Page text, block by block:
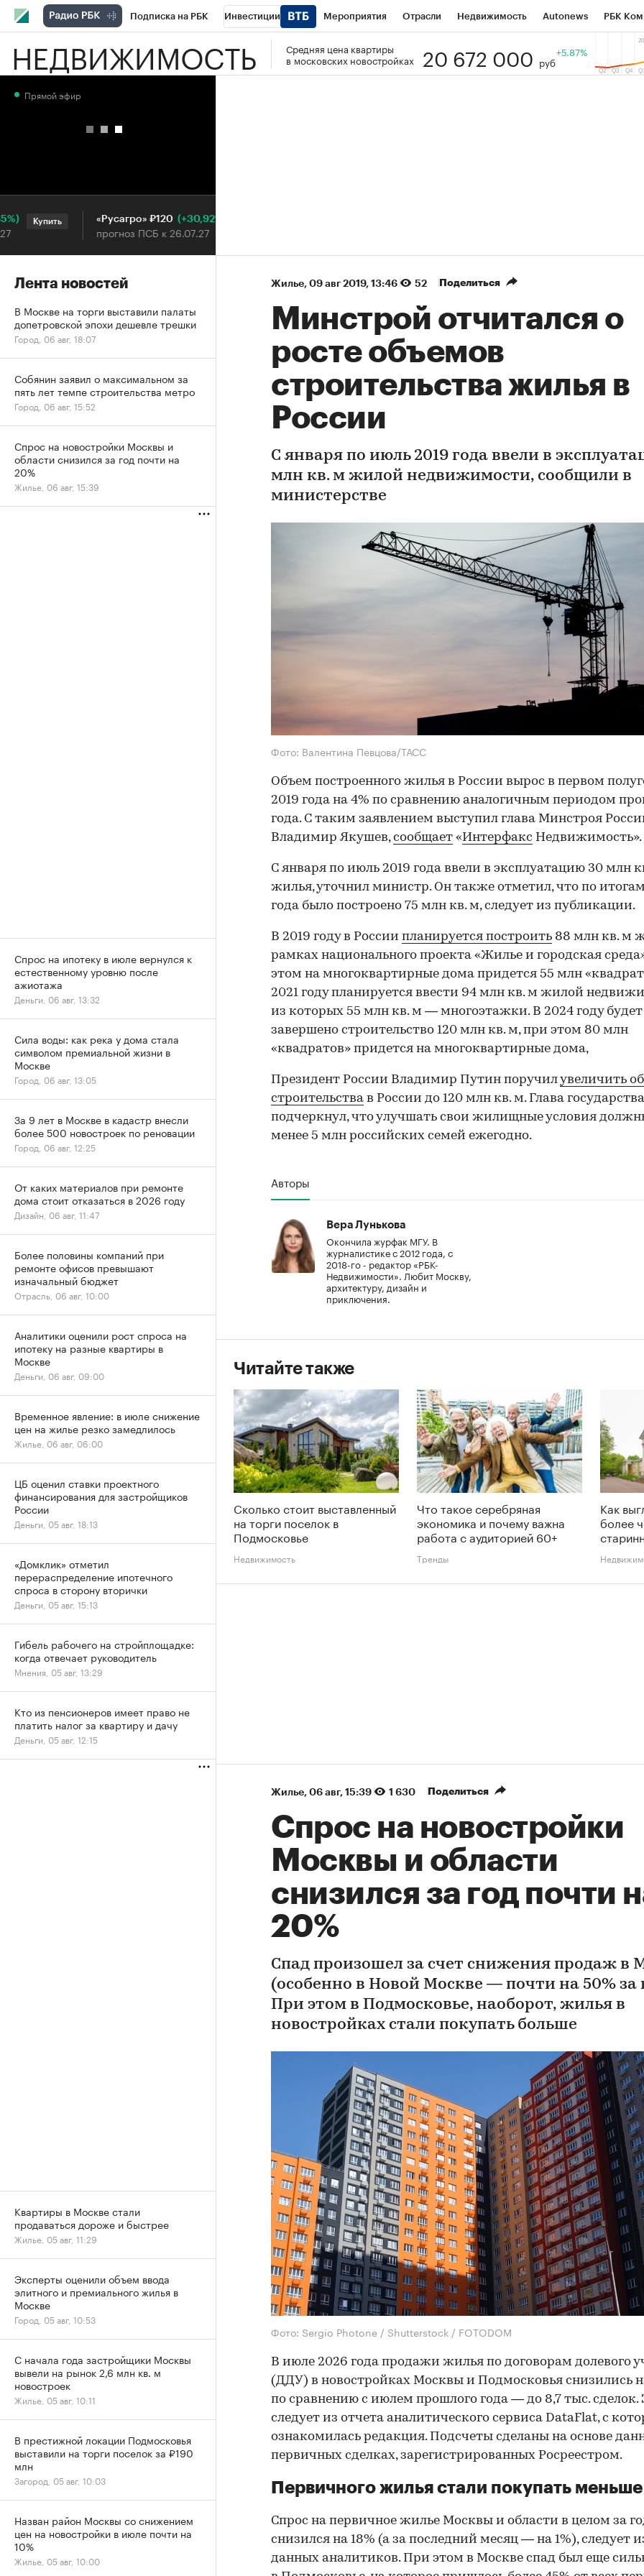
Подписка на РБК Инвестиции Мероприятия Отрасли Недвижимость Autonews РБК
РБК Вино Спорт Школа управления РБК РБК Образование Тренды
НЕДВИЖИМОСТЬ
Средняя цена квартиры
в московских новостройках
20 672 000 руб
+5.87%
Жилье⁠, 09 авг 2019, 13:46 52 Поделиться
Минстрой отчитался о
росте объемов
строительства жилья в
России
С января по июль 2019 года ввели в
млн кв. м жилой недвижимости, сообщили в
министерстве
Фото: Валентина Певцова/ТАСС
Объем построенного жилья в России вырос в первом
2019 года на 4% по сравнению аналогичным периодом
года. С таким заявлением выступил глава Минстроя
Владимир Якушев,сообщает «Интерфакс Недвижимость».
С января по июль 2019 года ввели в эксплуатацию 30 млн
жилья, уточнил министр. Он также отметил, что по
года было построено 75 млн кв. м, следует из публикации.
В 2019 году в России планируется построить 88 млн кв. м
рамках национального проекта «Жилье и городская
этом на многоквартирные дома придется 55 млн
2021 году планируется ввести 94 млн кв. м жилой
из которых 55 млн кв. м — многоэтажки. В 2024 году будет
завершено строительство 120 млн кв. м, при этом 80 млн
«квадратов» придется на многоквартирные дома,
Президент России Владимир Путин поручилувеличить
строительства в России до 120 млн кв. м. Глава государства
подчеркнул, что улучшать свои жилищные условия
менее 5 млн российских семей ежегодно.
Авторы
Вера Лунькова
Окончила журфак МГУ. В
журналистике с 2012 года, с
2018-го - редактор «РБК-
Недвижимости». Любит Москву,
архитектуру, дизайн и
приключения.
Читайте также
Сколько стоит выставленный
на торги поселок в
Подмосковье
Недвижимость
Что такое серебряная
экономика и почему важна
работа с аудиторией 60+
Тренды
Как
более
Жилье⁠, 06 авг, 15:39 1 630 Поделиться
Спрос на новостройки
Москвы и области
снизился за год почти
20%
Спад произошел за счет снижения продаж в
(особенно в Новой Москве — почти на 50% за
При этом в Подмосковье, наоборот, жилья в
новостройках стали покупать больше
Фото: Sergio Photone / Shutterstock / FOTODOM
В июле 2026 года продажи жилья по договорам долевого
(ДДУ) в новостройках Москвы и Подмосковья снизились
по сравнению с июлем прошлого года — до 8,7 тыс. сделок.
следует из отчета аналитического сервиса DataFlat, с
ознакомилась редакция. Подсчеты сделаны на основе
первичных сделках, зарегистрированных Росреестром.
Первичного жилья стали покупать меньше
Спрос на первичное жилье Москвы и области в целом за
снизился на 18% (а за последний месяц — на 1%), следует
данных аналитиков. При этом в Москве спад был еще
Прямой эфир
Купить «Русагро» ₽120 (+30,92%)
прогноз ПСБ к 26.07.27
Лента новостей
В Москве на торги выставили палаты
допетровской эпохи дешевле трешки
Город, 06 авг, 18:07
Собянин заявил о максимальном за
пять лет темпе строительства метро
Город, 06 авг, 15:52
Спрос на новостройки Москвы и
области снизился за год почти на
20%
Жилье, 06 авг, 15:39
Спрос на ипотеку в июле вернулся к
естественному уровню после
ажиотажа
Деньги, 06 авг, 13:32
Сила воды: как река у дома стала
символом премиальной жизни в
Москве
Город, 06 авг, 13:05
За 9 лет в Москве в кадастр внесли
более 500 новостроек по реновации
Город, 06 авг, 12:25
От каких материалов при ремонте
дома стоит отказаться в 2026 году
Дизайн, 06 авг, 11:47
Более половины компаний при
ремонте офисов превышают
изначальный бюджет
Отрасль, 06 авг, 10:00
Аналитики оценили рост спроса на
ипотеку на разные квартиры в
Москве
Деньги, 06 авг, 09:00
Временное явление: в июле снижение
цен на жилье резко замедлилось
Жилье, 06 авг, 06:00
ЦБ оценил ставки проектного
финансирования для застройщиков
России
Деньги, 05 авг, 18:13
«Домклик» отметил
перераспределение ипотечного
спроса в сторону вторички
Деньги, 05 авг, 15:13
Гибель рабочего на стройплощадке:
когда отвечает руководитель
Мнения, 05 авг, 13:29
Кто из пенсионеров имеет право не
платить налог за квартиру и дачу
Деньги, 05 авг, 12:15
Квартиры в Москве стали
продаваться дороже и быстрее
Жилье, 05 авг, 11:29
Эксперты оценили объем ввода
элитного и премиального жилья в
Москве
Город, 05 авг, 10:53
С начала года застройщики Москвы
вывели на рынок 2,6 млн кв. м
новостроек
Жилье, 05 авг, 10:11
В престижной локации Подмосковья
выставили на торги поселок за ₽190
млн
Загород, 05 авг, 10:03
Назван район Москвы со снижением
цен на новостройки в июле почти на
10%
Жилье, 05 авг, 10:00